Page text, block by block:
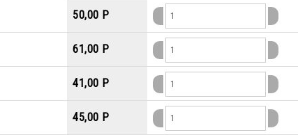
50,00 P
61,00 P
41,00 P
45,00 P